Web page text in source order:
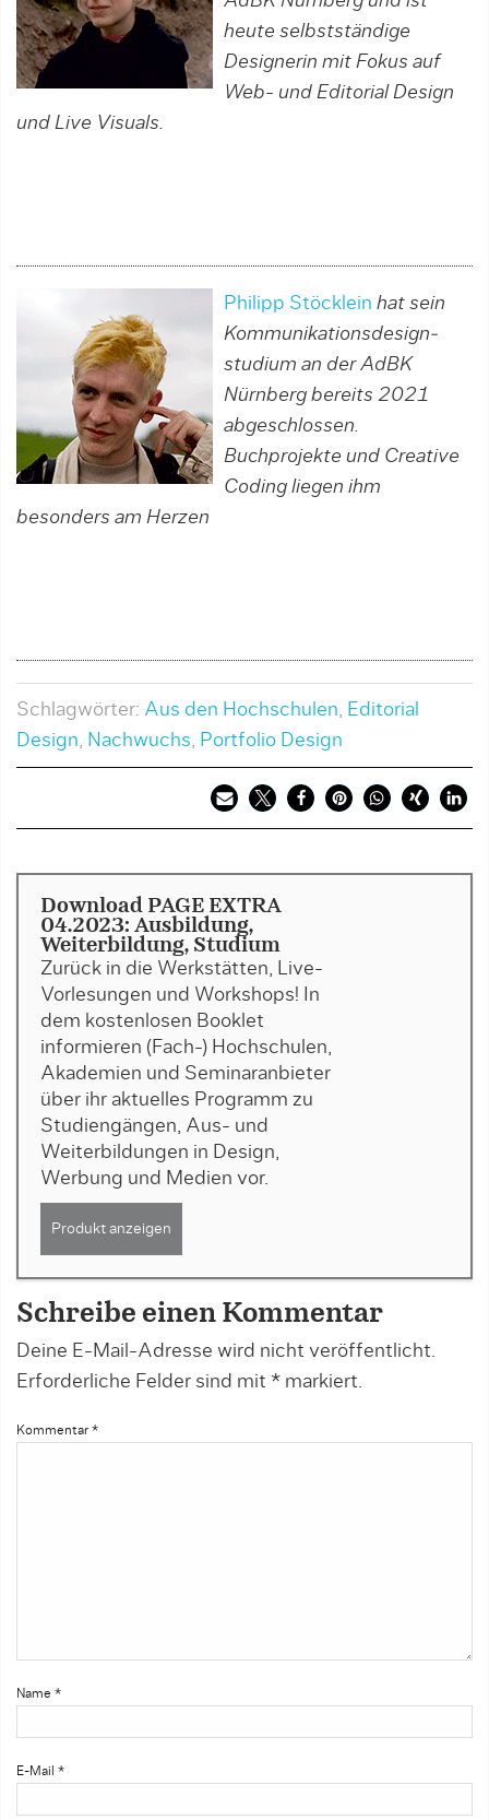
heute selbstständige
Designerin mit Fokus auf
Web- und Editorial Design
und Live Visuals.
Philipp Stöcklein hat sein
Kommunikations­­design­
studium an der AdBK
Nürnberg bereits 2021
abgeschlossen.
Buchprojekte und Creative
Coding liegen ihm
besonders am Herzen
Schlagwörter: Aus den Hochschulen, Editorial
Design, Nachwuchs, Portfolio Design
Download PAGE EXTRA
04.2023: Ausbildung,
Weiterbildung, Studium
Zurück in die Werkstätten, Live-
Vorlesungen und Workshops! In
dem kostenlosen Booklet
informieren (Fach-) Hochschulen,
Akademien und Seminaranbieter
über ihr aktuelles Programm zu
Studiengängen, Aus- und
Weiterbildungen in Design,
Werbung und Medien vor.
Produkt anzeigen
Schreibe einen Kommentar
Deine E-Mail-Adresse wird nicht veröffentlicht.
Erforderliche Felder sind mit * markiert.
Kommentar *
Name *
E-Mail *